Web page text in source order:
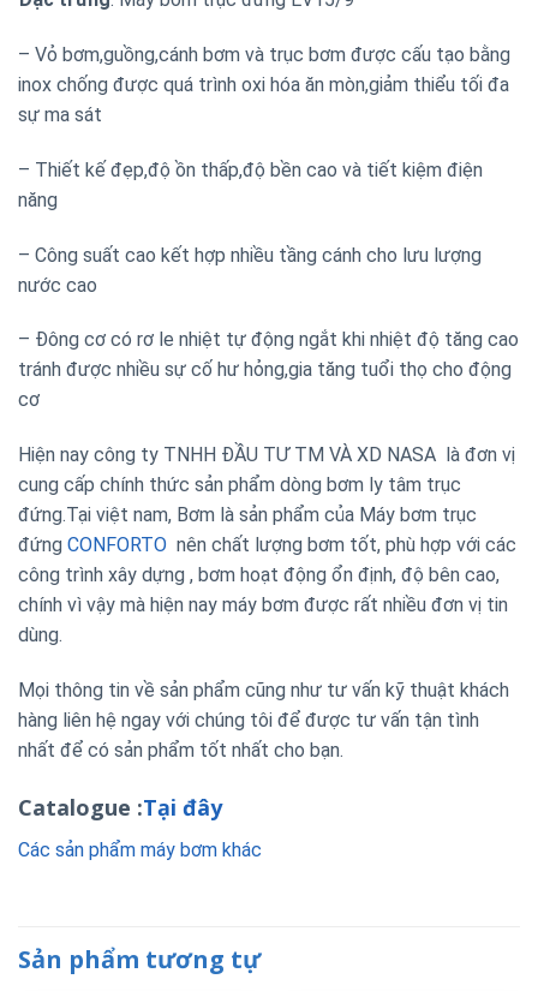
– Vỏ bơm,guồng,cánh bơm và trục bơm được cấu tạo bằng
inox chống được quá trình oxi hóa ăn mòn,giảm thiểu tối đa
sự ma sát
– Thiết kế đẹp,độ ồn thấp,độ bền cao và tiết kiệm điện
năng
– Công suất cao kết hợp nhiều tầng cánh cho lưu lượng
nước cao
– Đông cơ có rơ le nhiệt tự động ngắt khi nhiệt độ tăng cao
tránh được nhiều sự cố hư hỏng,gia tăng tuổi thọ cho động
cơ
Hiện nay công ty TNHH ĐẦU TƯ TM VÀ XD NASA là đơn vị
cung cấp chính thức sản phẩm dòng bơm ly tâm trục
đứng.Tại việt nam, Bơm là sản phẩm của Máy bơm trục
đứng CONFORTO nên chất lượng bơm tốt, phù hợp với các
công trình xây dựng , bơm hoạt động ổn định, độ bên cao,
chính vì vậy mà hiện nay máy bơm được rất nhiều đơn vị tin
dùng.
Mọi thông tin về sản phẩm cũng như tư vấn kỹ thuật khách
hàng liên hệ ngay với chúng tôi để được tư vấn tận tình
nhất để có sản phẩm tốt nhất cho bạn.
Catalogue :Tại đây
Các sản phẩm máy bơm khác
Sản phẩm tương tự